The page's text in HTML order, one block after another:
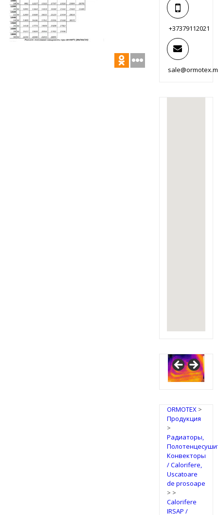
+37379112021
ORMOTEX>
Продукция
>
Радиаторы,
Конвекторы
/ Calorifere,
Uscatoare
de prosoape
> >
Calorifere
IRSAP /